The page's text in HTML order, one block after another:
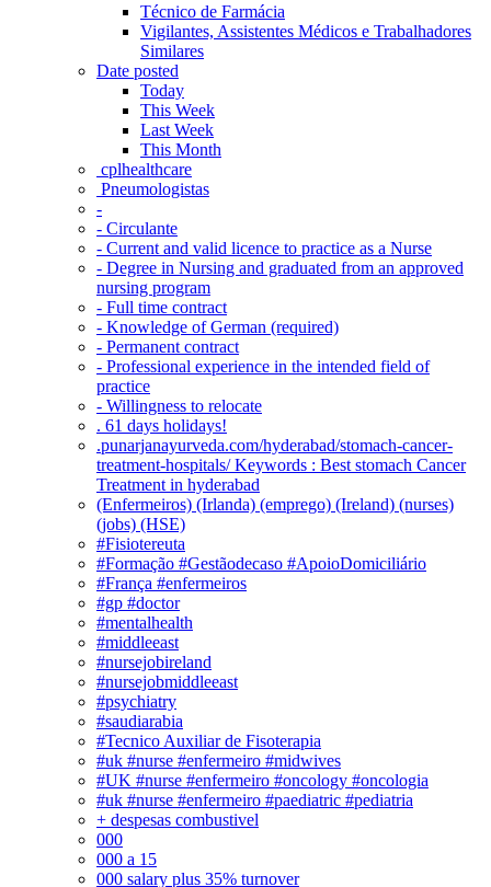
Técnico de Farmácia
Vigilantes, Assistentes Médicos e Trabalhadores
Similares
Date posted
Today
This Week
Last Week
This Month
‎ cplhealthcare‬
Pneumologistas
-
- Circulante
- Current and valid licence to practice as a Nurse
- Degree in Nursing and graduated from an approved
nursing program
- Full time contract
- Knowledge of German (required)
- Permanent contract
- Professional experience in the intended field of
practice
- Willingness to relocate
. 61 days holidays!
.punarjanayurveda.com/hyderabad/stomach-cancer-
treatment-hospitals/ Keywords : Best stomach Cancer
Treatment in hyderabad
(Enfermeiros) (Irlanda) (emprego) (Ireland) (nurses)
(jobs) (HSE)
#Fisiotereuta
#Formação #Gestãodecaso #ApoioDomiciliário
#França #enfermeiros
#gp #doctor
#mentalhealth
#middleeast
#nursejobireland
#nursejobmiddleeast
#psychiatry
#saudiarabia
#Tecnico Auxiliar de Fisoterapia
#uk #nurse #enfermeiro #midwives
#UK #nurse #enfermeiro #oncology #oncologia
#uk #nurse #enfermeiro #paediatric #pediatria
+ despesas combustivel
000
000 a 15
000 salary plus 35% turnover